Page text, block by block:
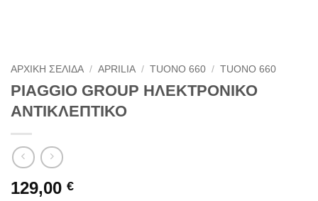
ΑΡΧΙΚΗ ΣΕΛΙΔΑ / APRILIA / TUONO 660 / TUONO 660
PIAGGIO GROUP ΗΛΕΚΤΡΟΝΙΚΟ
ΑΝΤΙΚΛΕΠΤΙΚΟ
129,00 €